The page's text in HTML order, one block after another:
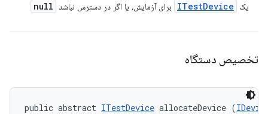
یک ITestDevice برای آزمایش، یا اگر در دسترس نباشد null
تخصیص دستگاه
public abstract ITestDevice allocateDevice (